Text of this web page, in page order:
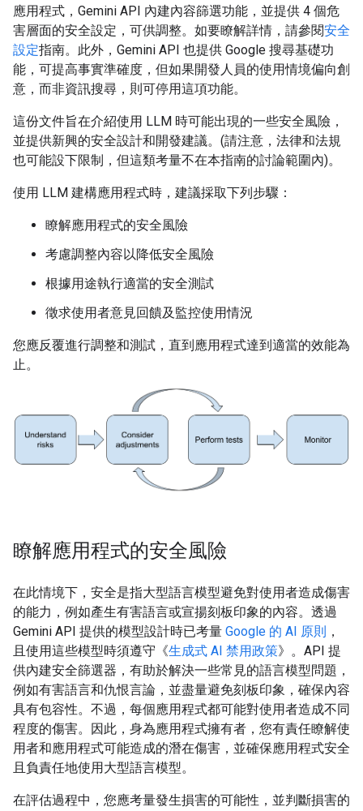
應用程式，Gemini API 內建內容篩選功能，並提供 4 個危
害層面的安全設定，可供調整。如要瞭解詳情，請參閱安全
設定指南。此外，Gemini API 也提供 Google 搜尋基礎功
能，可提高事實準確度，但如果開發人員的使用情境偏向創
意，而非資訊搜尋，則可停用這項功能。
這份文件旨在介紹使用 LLM 時可能出現的一些安全風險，
並提供新興的安全設計和開發建議。(請注意，法律和法規
也可能設下限制，但這類考量不在本指南的討論範圍內)。
使用 LLM 建構應用程式時，建議採取下列步驟：
瞭解應用程式的安全風險
考慮調整內容以降低安全風險
根據用途執行適當的安全測試
徵求使用者意見回饋及監控使用情況
您應反覆進行調整和測試，直到應用程式達到適當的效能為
止。
瞭解應用程式的安全風險
在此情境下，安全是指大型語言模型避免對使用者造成傷害
的能力，例如產生有害語言或宣揚刻板印象的內容。透過
Gemini API 提供的模型設計時已考量 Google 的 AI 原則 ，
且使用這些模型時須遵守《生成式 AI 禁用政策》。API 提
供內建安全篩選器，有助於解決一些常見的語言模型問題，
例如有害語言和仇恨言論，並盡量避免刻板印象，確保內容
具有包容性。不過，每個應用程式都可能對使用者造成不同
程度的傷害。因此，身為應用程式擁有者，您有責任瞭解使
用者和應用程式可能造成的潛在傷害，並確保應用程式安全
且負責任地使用大型語言模型。
在評估過程中，您應考量發生損害的可能性，並判斷損害的